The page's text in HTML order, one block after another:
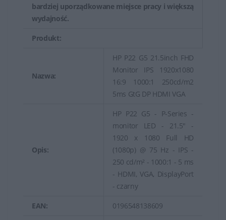
bardziej uporządkowane miejsce pracy i większą
wydajność.
Produkt:
Nazwa:
HP P22 G5 21.5inch FHD
Monitor IPS 1920x1080
16:9 1000:1 250cd/m2
5ms GtG DP HDMI VGA
Opis:
HP P22 G5 - P-Series -
monitor LED - 21.5" -
1920 x 1080 Full HD
(1080p) @ 75 Hz - IPS -
250 cd/m² - 1000:1 - 5 ms
- HDMI, VGA, DisplayPort
- czarny
EAN: 0196548138609